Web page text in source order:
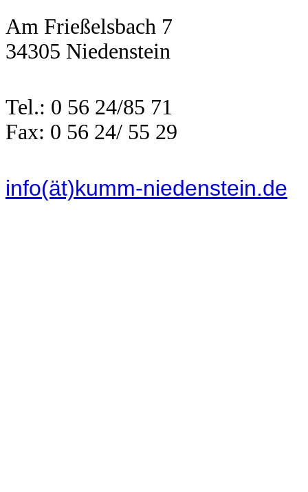
Am Frießelsbach 7
34305 Niedenstein
Tel.: 0 56 24/85 71
Fax: 0 56 24/ 55 29
info(ät)kumm-niedenstein.de